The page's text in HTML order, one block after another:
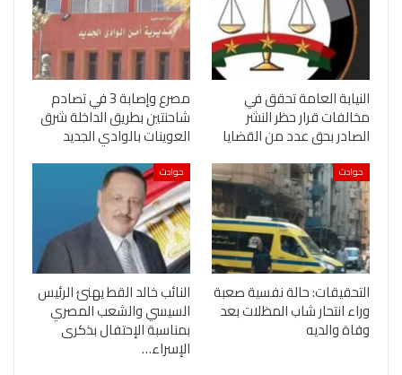
النيابة العامة تحقق في
مخالفات قرار حظر النشر
الصادر بحق عدد من القضايا
مصرع وإصابة 3 في تصادم
شاحنتين بطريق الداخلة شرق
العوينات بالوادي الجديد
حوادث
التحقيقات: حالة نفسية صعبة
وراء انتحار شاب المظلات بعد
وفاة والديه
حوادث
النائب خالد القط يهنئ الرئيس
السيسي والشعب المصري
بمناسبة الإحتفال بذكرى
الإسراء…